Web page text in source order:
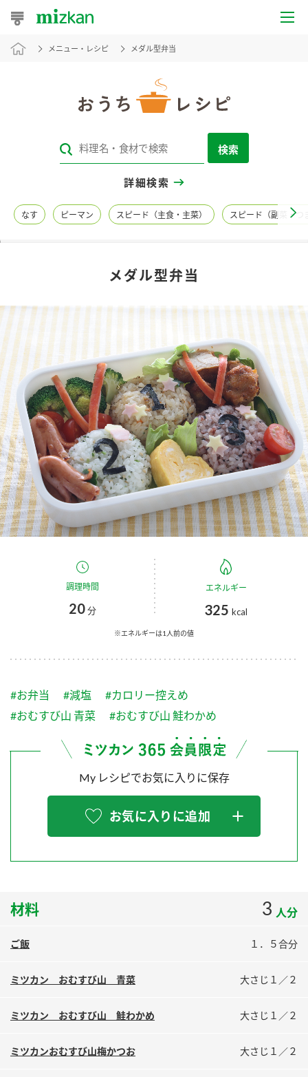
おうちレシピ
レシピカテゴリ一覧
レシピ名特集
商品カテゴリ
酢 調味酢
お酢ドリンク ぽん酢
みりん風・料理酒 鍋用調味料
つゆ たれ
スープ 中華
ふりかけ
炊き込みご飯の素 米飯用調味液
Fibee
新商品一覧
キャンペーン情報
ブランド・スペシャルサイト
ブランド・スペシャルサイト トップ
商品ブランドサイト
Fibee（ファイビー）
くらしプラ酢
お酢ドリンク
つゆ
鍋なび
納豆のサイト
三ツ判山吹
スペシャルサイト
お酢を知ろう！
すしラボ
納豆の豆知識
ロングセラー商品 ＋ おすすめレシピ
企業情報
国内事業概要
企業理念
ミツカンの歴史
ミツカンを知る
環境への取り組み
MIM（ミツカンミュージアム）
お客様相談センター
お客様の声をいかしました
販売終了製品のご案内
よくあるご質問
メニュー・レシピ メダル型弁当
検索
詳細検索
なす ピーマン スピード（主食・主菜） スピード（副菜・つ
メダル型弁当
調理時間
20分
エネルギー
325 kcal
※エネルギーは1人前の値
#お弁当 #減塩
#カロリー控えめ
#おむすび山 青菜
#おむすび山 鮭わかめ
My レシピでお気に入りに保存
お気に入りに追加
材料 3 人分
ご飯 １．５合分
ミツカン おむすび山 青菜 大さじ１／２
ミツカン おむすび山 鮭わかめ 大さじ１／２
ミツカンおむすび山梅かつお 大さじ１／２